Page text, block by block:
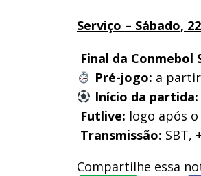
Serviço – Sábado,
Final da Conmebol
Pré-jogo: a partir
Início da partida:
Futlive: logo após
Transmissão: SBT,
Compartilhe essa